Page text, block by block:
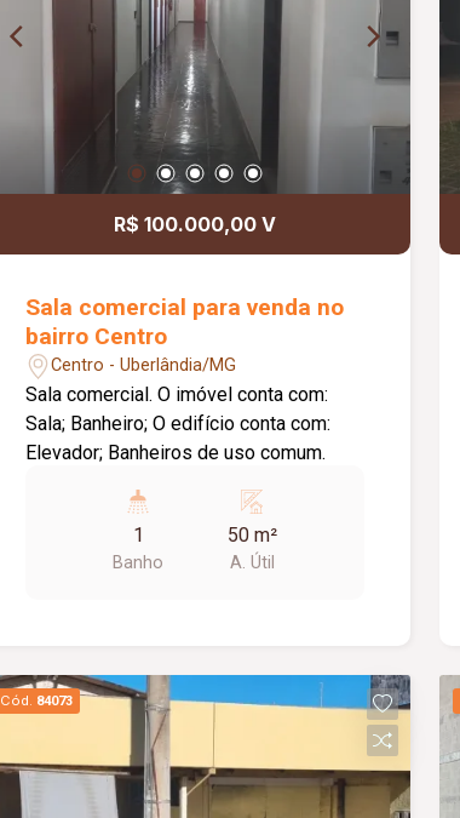
R$ 100.000,00 V
Sala comercial para venda no
bairro Centro
Centro - Uberlândia/MG
Sala comercial. O imóvel conta com:
Sala; Banheiro; O edifício conta com:
Elevador; Banheiros de uso comum.
1
Banho
50 m²
A. Útil
Cód. 84073